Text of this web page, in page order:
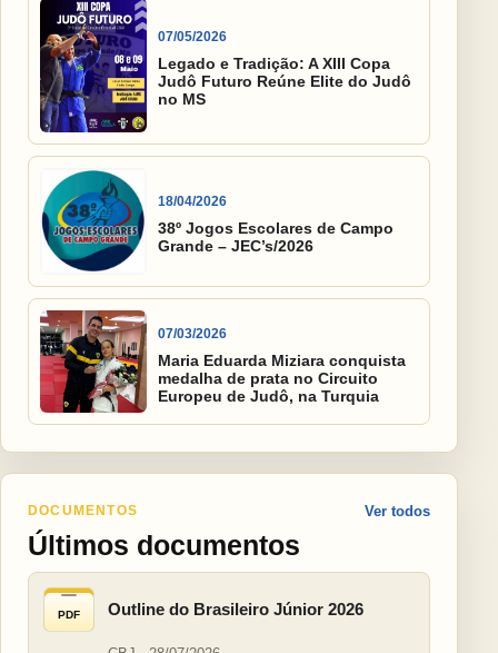
07/05/2026
Legado e Tradição: A XIII Copa
Judô Futuro Reúne Elite do Judô
no MS
18/04/2026
38º Jogos Escolares de Campo
Grande – JEC’s/2026
07/03/2026
Maria Eduarda Miziara conquista
medalha de prata no Circuito
Europeu de Judô, na Turquia
DOCUMENTOS
Últimos documentos
Ver todos
PDF Outline do Brasileiro Júnior 2026